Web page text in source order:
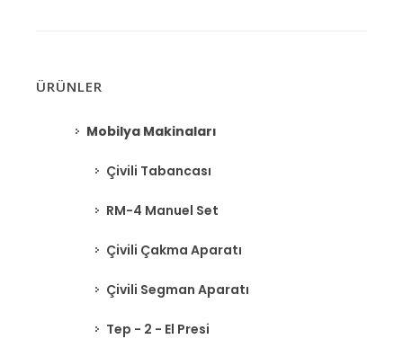
ÜRÜNLER
Mobilya Makinaları
Çivili Tabancası
RM-4 Manuel Set
Çivili Çakma Aparatı
Çivili Segman Aparatı
Tep - 2 - El Presi